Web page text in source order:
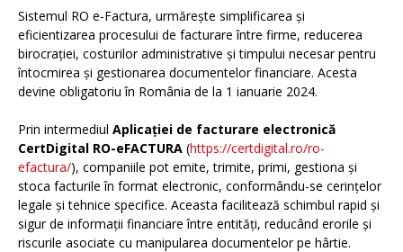
Sistemul RO e-Factura, urmărește simplificarea și
eficientizarea procesului de facturare între firme, reducerea
birocrației, costurilor administrative și timpului necesar pentru
întocmirea și gestionarea documentelor financiare. Acesta
devine obligatoriu în România de la 1 ianuarie 2024.
Prin intermediul Aplicației de facturare electronică
CertDigital RO-eFACTURA (https://certdigital.ro/ro-
efactura/), companiile pot emite, trimite, primi, gestiona și
stoca facturile în format electronic, conformându-se cerințelor
legale și tehnice specifice. Aceasta facilitează schimbul rapid și
sigur de informații financiare între entități, reducând erorile și
riscurile asociate cu manipularea documentelor pe hârtie.